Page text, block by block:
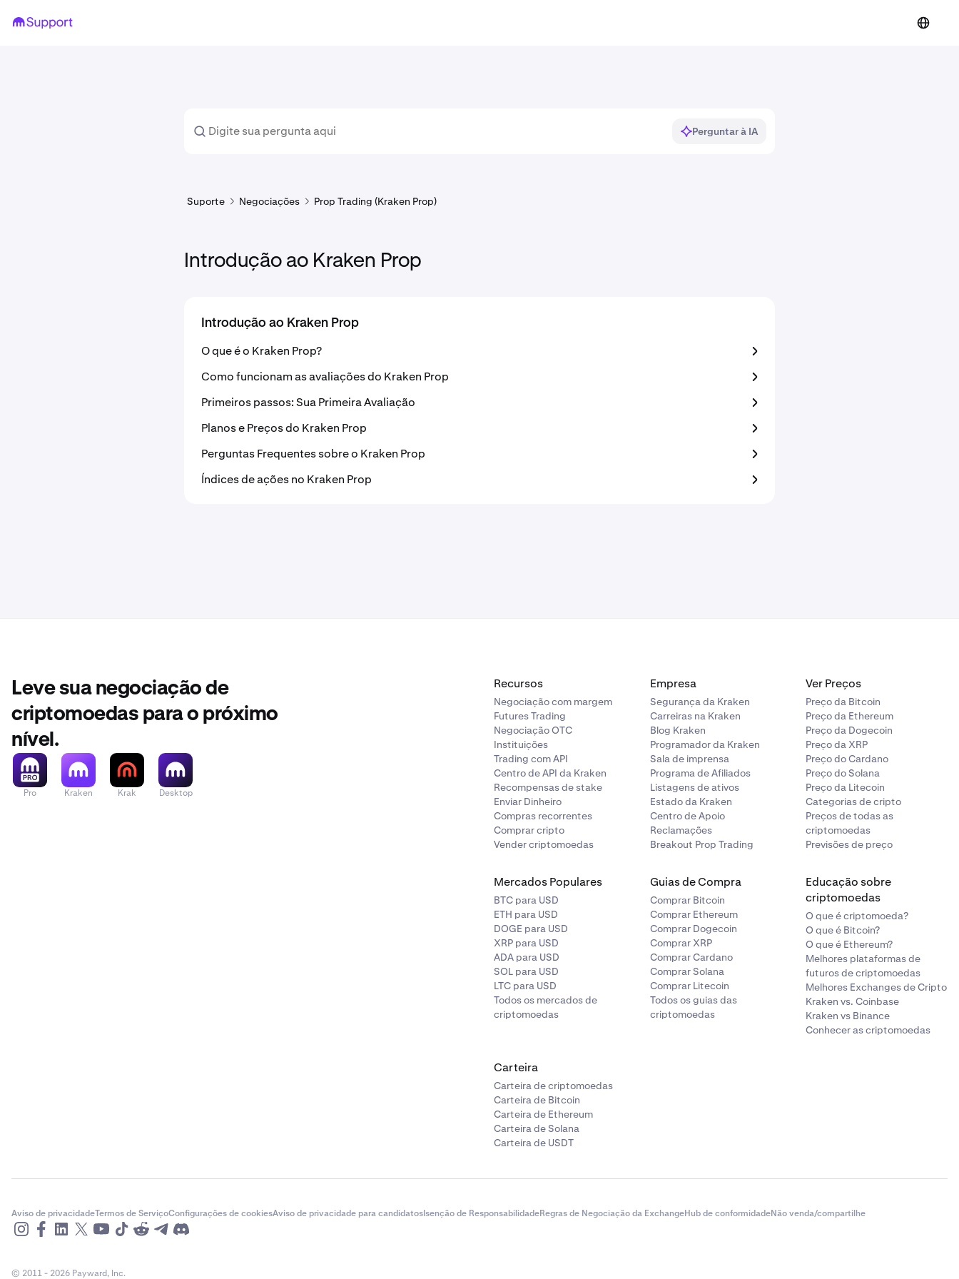
Perguntar à IA
Suporte Negociações Prop Trading (Kraken Prop)
Introdução ao Kraken Prop
Introdução ao Kraken Prop
O que é o Kraken Prop?
Como funcionam as avaliações do Kraken Prop
Primeiros passos: Sua Primeira Avaliação
Planos e Preços do Kraken Prop
Perguntas Frequentes sobre o Kraken Prop
Índices de ações no Kraken Prop
Leve sua negociação de
criptomoedas para o próximo
nível.
Pro Kraken Krak Desktop
Recursos
Negociação com margem
Futures Trading
Negociação OTC
Instituições
Trading com API
Centro de API da Kraken
Recompensas de stake
Enviar Dinheiro
Compras recorrentes
Comprar cripto
Vender criptomoedas
Empresa
Segurança da Kraken
Carreiras na Kraken
Blog Kraken
Programador da Kraken
Sala de imprensa
Programa de Afiliados
Listagens de ativos
Estado da Kraken
Centro de Apoio
Reclamações
Breakout Prop Trading
Ver Preços
Preço da Bitcoin
Preço da Ethereum
Preço da Dogecoin
Preço da XRP
Preço do Cardano
Preço do Solana
Preço da Litecoin
Categorias de cripto
Preços de todas as
criptomoedas
Previsões de preço
Mercados Populares
BTC para USD
ETH para USD
DOGE para USD
XRP para USD
ADA para USD
SOL para USD
LTC para USD
Todos os mercados de
criptomoedas
Guias de Compra
Comprar Bitcoin
Comprar Ethereum
Comprar Dogecoin
Comprar XRP
Comprar Cardano
Comprar Solana
Comprar Litecoin
Todos os guias das
criptomoedas
Educação sobre
criptomoedas
O que é criptomoeda?
O que é Bitcoin?
O que é Ethereum?
Melhores plataformas de
futuros de criptomoedas
Melhores Exchanges de Cripto
Kraken vs. Coinbase
Kraken vs Binance
Conhecer as criptomoedas
Carteira
Carteira de criptomoedas
Carteira de Bitcoin
Carteira de Ethereum
Carteira de Solana
Carteira de USDT
Aviso de privacidadeTermos de ServiçoConfigurações de cookiesAviso de privacidade para candidatosIsenção de ResponsabilidadeRegras de Negociação da ExchangeHub de conformidadeNão venda/compartilhe
© 2011 - 2026 Payward, Inc.